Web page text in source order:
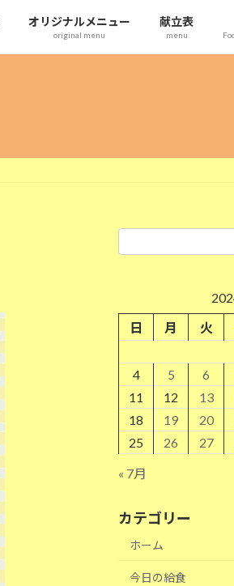
オリジナルメニュー
original menu
献立表
menu
日
月 火
4
5 6
11
12 13
18
19 20
25
26 27
« 7月
カテゴリー
ホーム
今日の給食